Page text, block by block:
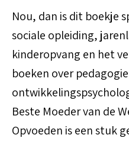
Nou, dan is dit boekje
sociale opleiding,
kinderopvang en het
boeken over
Beste Moeder van de
Opvoeden is een stuk